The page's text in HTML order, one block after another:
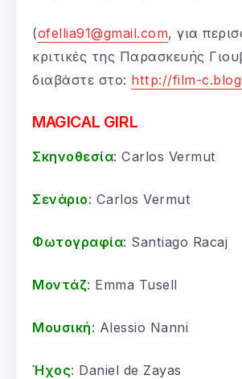
(ofellia91@gmail.com, για
κριτικές της Παρασκευής
διαβάστε στο: http://film-
MAGICAL GIRL
Σκηνοθεσία: Carlos Vermut
Σενάριο: Carlos Vermut
Φωτογραφία: Santiago Racaj
Μοντάζ: Emma Tusell
Μουσική: Alessio Nanni
Ήχος: Daniel de Zayas